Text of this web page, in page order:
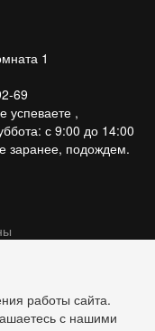
1
69
успеваете ,
с 9:00 до 14:00
заранее, подождем.
работы сайта.
с нашими